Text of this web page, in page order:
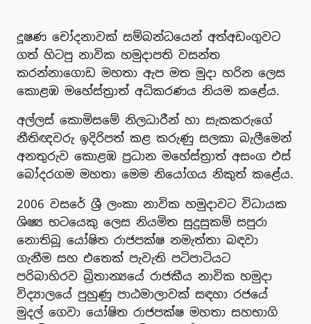
දූෂණ චෝදනාවක් සම්බන්ධයෙන් අත්අඩංගුවට
ගත් හිටපු නාවික හමුදාපති වසන්ත
කරන්නාගොඩ මහතා ඇප මත මුදා හරින ලෙස
කොළඹ මහේස්ත්‍රාත් අධිකරණය නියම කළේය.
අල්ලස් කොමිසමේ නිලධාරීන් හා සැකකරුගේ
නීතිඥවරු ඉදිරිපත් කළ කරුණු සලකා බැලීමෙන්
අනතුරුව කොළඹ ප්‍රධාන මහේස්ත්‍රාත් අසංග එස්
බෝදරගම මහතා මෙම නියෝගය නිකුත් කළේය.
2006 වසරේ ශ්‍රී ලංකා නාවික හමුදාවට විධායක
ශිෂ්‍ය භටයෙකු ලෙස නියමිත සුදුසුකම් සපුරා
නොතිබූ යෝෂිත රාජපක්ෂ නමැත්තා බඳවා
ගැනීම සහ එතෙක් පැවැති පටිපාටියට
පරිබාහිරව බ්‍රිතාන්‍යයේ රාජකීය නාවික හමුදා
විද්‍යාලයේ පුහුණු පාඨමාලාවක් සඳහා රජයේ
මුදල් ගෙවා යෝෂිත රාජපක්ෂ මහතා සහභාගි